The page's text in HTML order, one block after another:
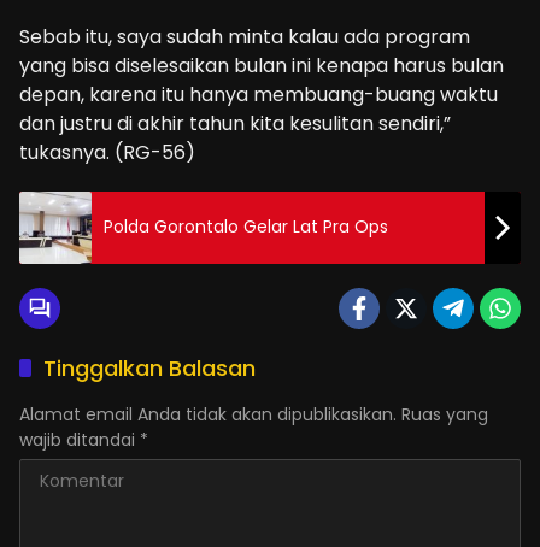
Sebab itu, saya sudah minta kalau ada program
yang bisa diselesaikan bulan ini kenapa harus bulan
depan, karena itu hanya membuang-buang waktu
dan justru di akhir tahun kita kesulitan sendiri,”
tukasnya. (RG-56)
Polda Gorontalo Gelar Lat Pra Ops
Tinggalkan Balasan
Alamat email Anda tidak akan dipublikasikan. Ruas yang
wajib ditandai *